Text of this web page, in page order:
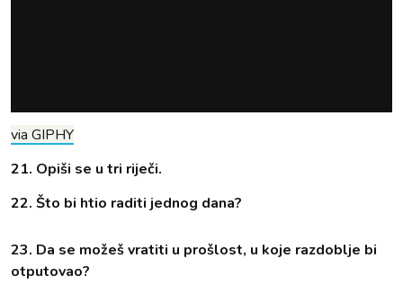
via GIPHY
21. Opiši se u tri riječi.
22. Što bi htio raditi jednog dana?
23. Da se možeš vratiti u prošlost, u koje razdoblje bi
otputovao?